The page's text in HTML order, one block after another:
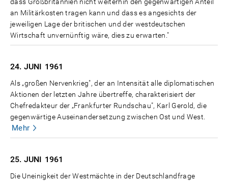
an Militärkosten tragen kann und dass es angesichts der
jeweiligen Lage der britischen und der westdeutschen
Wirtschaft unvernünftig wäre, dies zu erwarten."
24. JUNI 1961
Als „großen Nervenkrieg", der an Intensität alle diplomatischen
Aktionen der letzten Jahre übertreffe, charakterisiert der
Chefredakteur der „Frankfurter Rundschau", Karl Gerold, die
gegenwärtige Auseinandersetzung zwischen Ost und West.
Mehr
25. JUNI 1961
Die Uneinigkeit der Westmächte in der Deutschlandfrage